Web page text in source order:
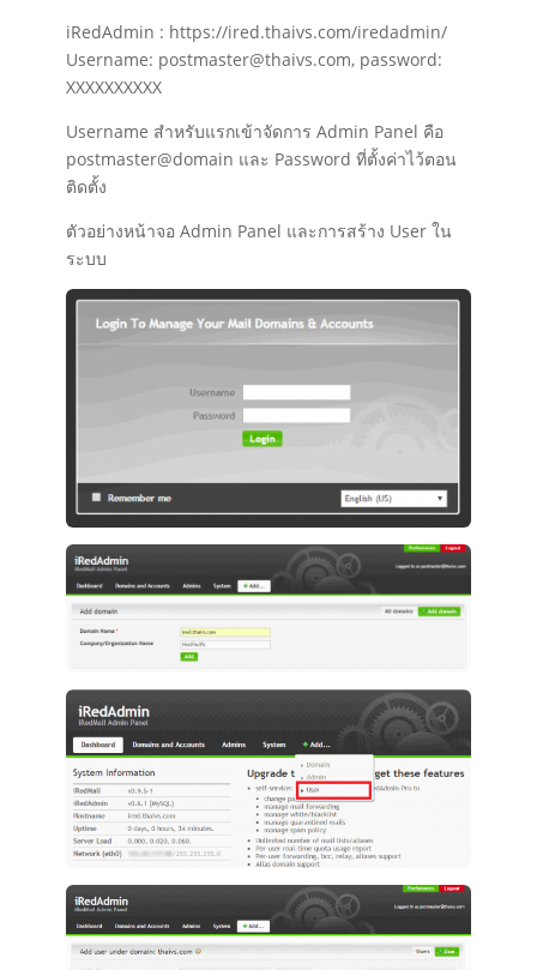
iRedAdmin : https://ired.thaivs.com/iredadmin/
Username: postmaster@thaivs.com, password:
XXXXXXXXXX
Username สำหรับแรกเข้าจัดการ Admin Panel คือ
postmaster@domain และ Password ที่ตั้งค่าไว้ตอน
ติดตั้ง
ตัวอย่างหน้าจอ Admin Panel และการสร้าง User ใน
ระบบ